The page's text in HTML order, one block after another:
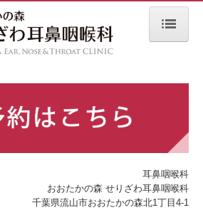
耳鼻咽喉科
おおたかの森 せりざわ耳鼻咽喉科
千葉県流山市おおたかの森北1丁目4-1